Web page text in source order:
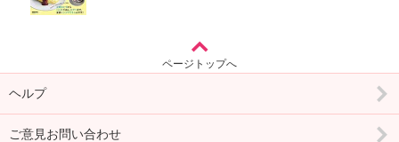
ページトップへ
ヘルプ
ご意見お問い合わせ